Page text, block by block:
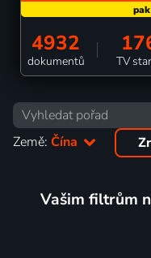
4932
dokumentů TV
Země: Čína
Vašim filtrům